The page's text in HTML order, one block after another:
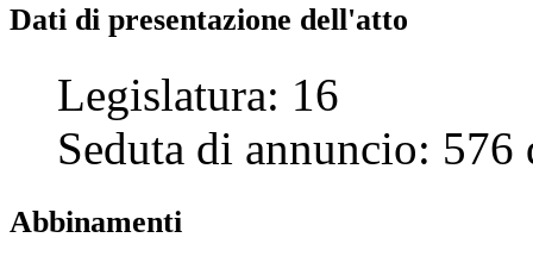
Dati di presentazione dell'atto
Legislatura: 16
Seduta di annuncio: 576
Abbinamenti